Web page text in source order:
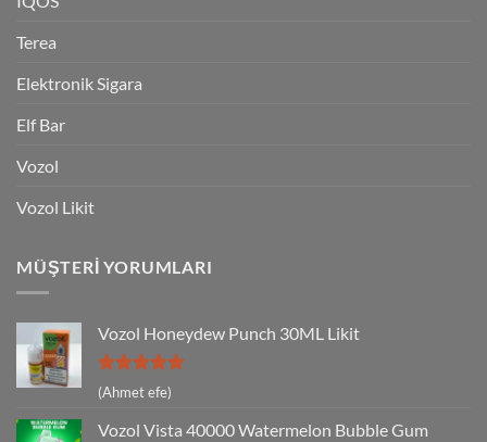
Terea
Elektronik Sigara
Elf Bar
Vozol
Vozol Likit
MÜŞTERI YORUMLARI
Vozol Honeydew Punch 30ML Likit
5 üzerinden
5
(Ahmet efe)
Vozol Vista 40000 Watermelon Bubble Gum